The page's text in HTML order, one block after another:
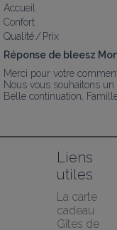
Accueil
Confort
Qualité / Prix
Réponse de bleesz
Merci pour votre
Nous vous souhaitons
Belle continuation,
Liens
utiles
La carte
cadeau
Gîtes de